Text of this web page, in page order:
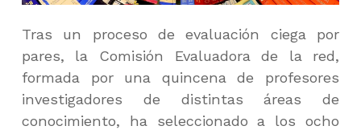
Tras un proceso de evaluación ciega por
pares, la Comisión Evaluadora de la red,
formada por una quincena de profesores
investigadores de distintas áreas de
conocimiento, ha seleccionado a los ocho